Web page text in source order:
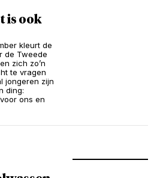
is ook
kleurt de
de Tweede
zich zo’n
te vragen
jongeren zijn
ding:
ons en